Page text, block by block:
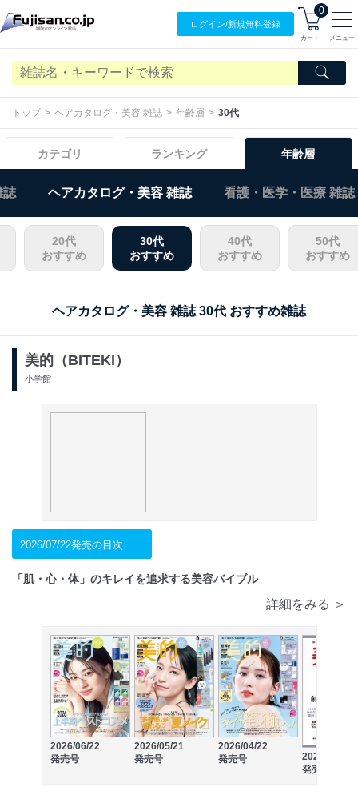
ログイン/新規無料登録
0
カート メニュー
トップ ヘアカタログ・美容 雑誌 年齢層 30代
カテゴリ ランキング 年齢層
誌 ヘアカタログ・美容 雑誌 看護・医学・医療 雑誌
20代
おすすめ
30代
おすすめ
40代
おすすめ
50代
おすすめ
ヘアカタログ・美容 雑誌 30代 おすすめ雑誌
美的（BITEKI）
小学館
2026/07/22発売の目次
「肌・心・体」のキレイを追求する美容バイブル
詳細をみる ＞
2026/06/22
発売号
2026/05/21
発売号
2026/04/22
発売号
2026/03/21
発売号